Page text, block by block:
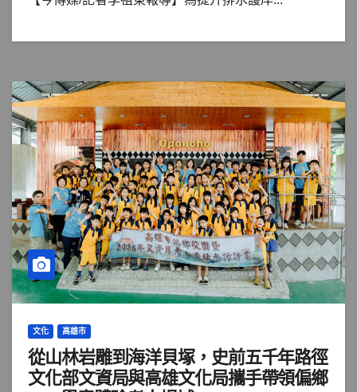
文化 高雄市
從山林岩雕到海洋貝塚，史前五千年路徑
文化部文資局與高雄文化局攜手帶領偏鄉